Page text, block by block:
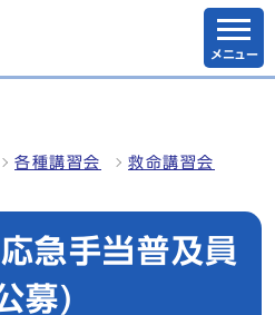
メニュー
各種講習会 救命講習会
急手当普及員
募)